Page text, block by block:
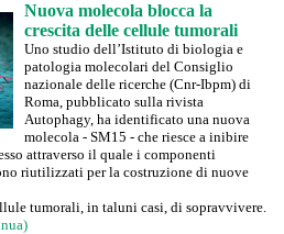
Nuova molecola blocca la
crescita delle cellule tumorali
Uno studio dell’Istituto di biologia e
patologia molecolari del Consiglio
nazionale delle ricerche (Cnr-Ibpm) di
Roma, pubblicato sulla rivista
Autophagy, ha identificato una nuova
molecola - SM15 - che riesce a inibire
attraverso il quale i componenti
riutilizzati per la costruzione di nuove
tumorali, in taluni casi, di sopravvivere.